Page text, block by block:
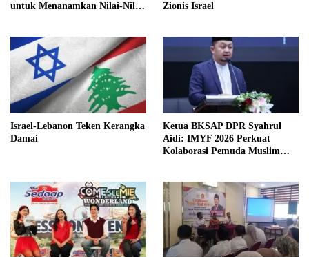
untuk Menanamkan Nilai-Nilai
Zionis Israel
Israel-Lebanon Teken Kerangka
Damai
Ketua BKSAP DPR Syahrul
Aidi: IMYF 2026 Perkuat
Kolaborasi Pemuda Muslim